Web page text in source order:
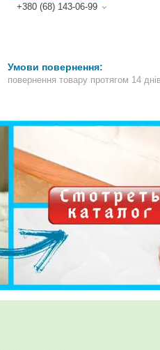
+380 (68) 143-06-99
повернення товару протягом 14 днів